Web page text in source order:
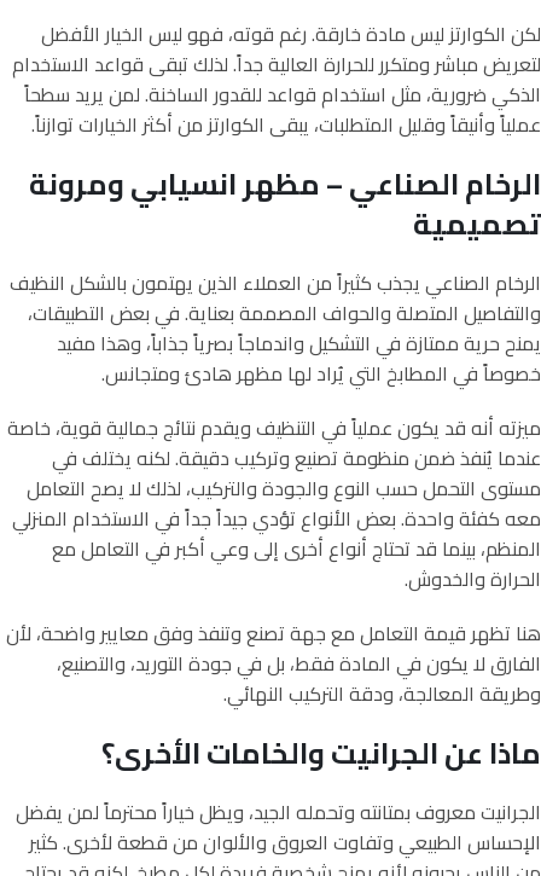
لكن الكوارتز ليس مادة خارقة. رغم قوته، فهو ليس الخيار الأفضل
لتعريض مباشر ومتكرر للحرارة العالية جداً. لذلك تبقى قواعد الاستخدام
الذكي ضرورية، مثل استخدام قواعد للقدور الساخنة. لمن يريد سطحاً
عملياً وأنيقاً وقليل المتطلبات، يبقى الكوارتز من أكثر الخيارات توازناً.
الرخام الصناعي – مظهر انسيابي ومرونة
تصميمية
الرخام الصناعي يجذب كثيراً من العملاء الذين يهتمون بالشكل النظيف
والتفاصيل المتصلة والحواف المصممة بعناية. في بعض التطبيقات،
يمنح حرية ممتازة في التشكيل واندماجاً بصرياً جذاباً، وهذا مفيد
خصوصاً في المطابخ التي يُراد لها مظهر هادئ ومتجانس.
ميزته أنه قد يكون عملياً في التنظيف ويقدم نتائج جمالية قوية، خاصة
عندما يُنفذ ضمن منظومة تصنيع وتركيب دقيقة. لكنه يختلف في
مستوى التحمل حسب النوع والجودة والتركيب، لذلك لا يصح التعامل
معه كفئة واحدة. بعض الأنواع تؤدي جيداً جداً في الاستخدام المنزلي
المنظم، بينما قد تحتاج أنواع أخرى إلى وعي أكبر في التعامل مع
الحرارة والخدوش.
هنا تظهر قيمة التعامل مع جهة تصنع وتنفذ وفق معايير واضحة، لأن
الفارق لا يكون في المادة فقط، بل في جودة التوريد، والتصنيع،
وطريقة المعالجة، ودقة التركيب النهائي.
ماذا عن الجرانيت والخامات الأخرى؟
الجرانيت معروف بمتانته وتحمله الجيد، ويظل خياراً محترماً لمن يفضل
الإحساس الطبيعي وتفاوت العروق والألوان من قطعة لأخرى. كثير